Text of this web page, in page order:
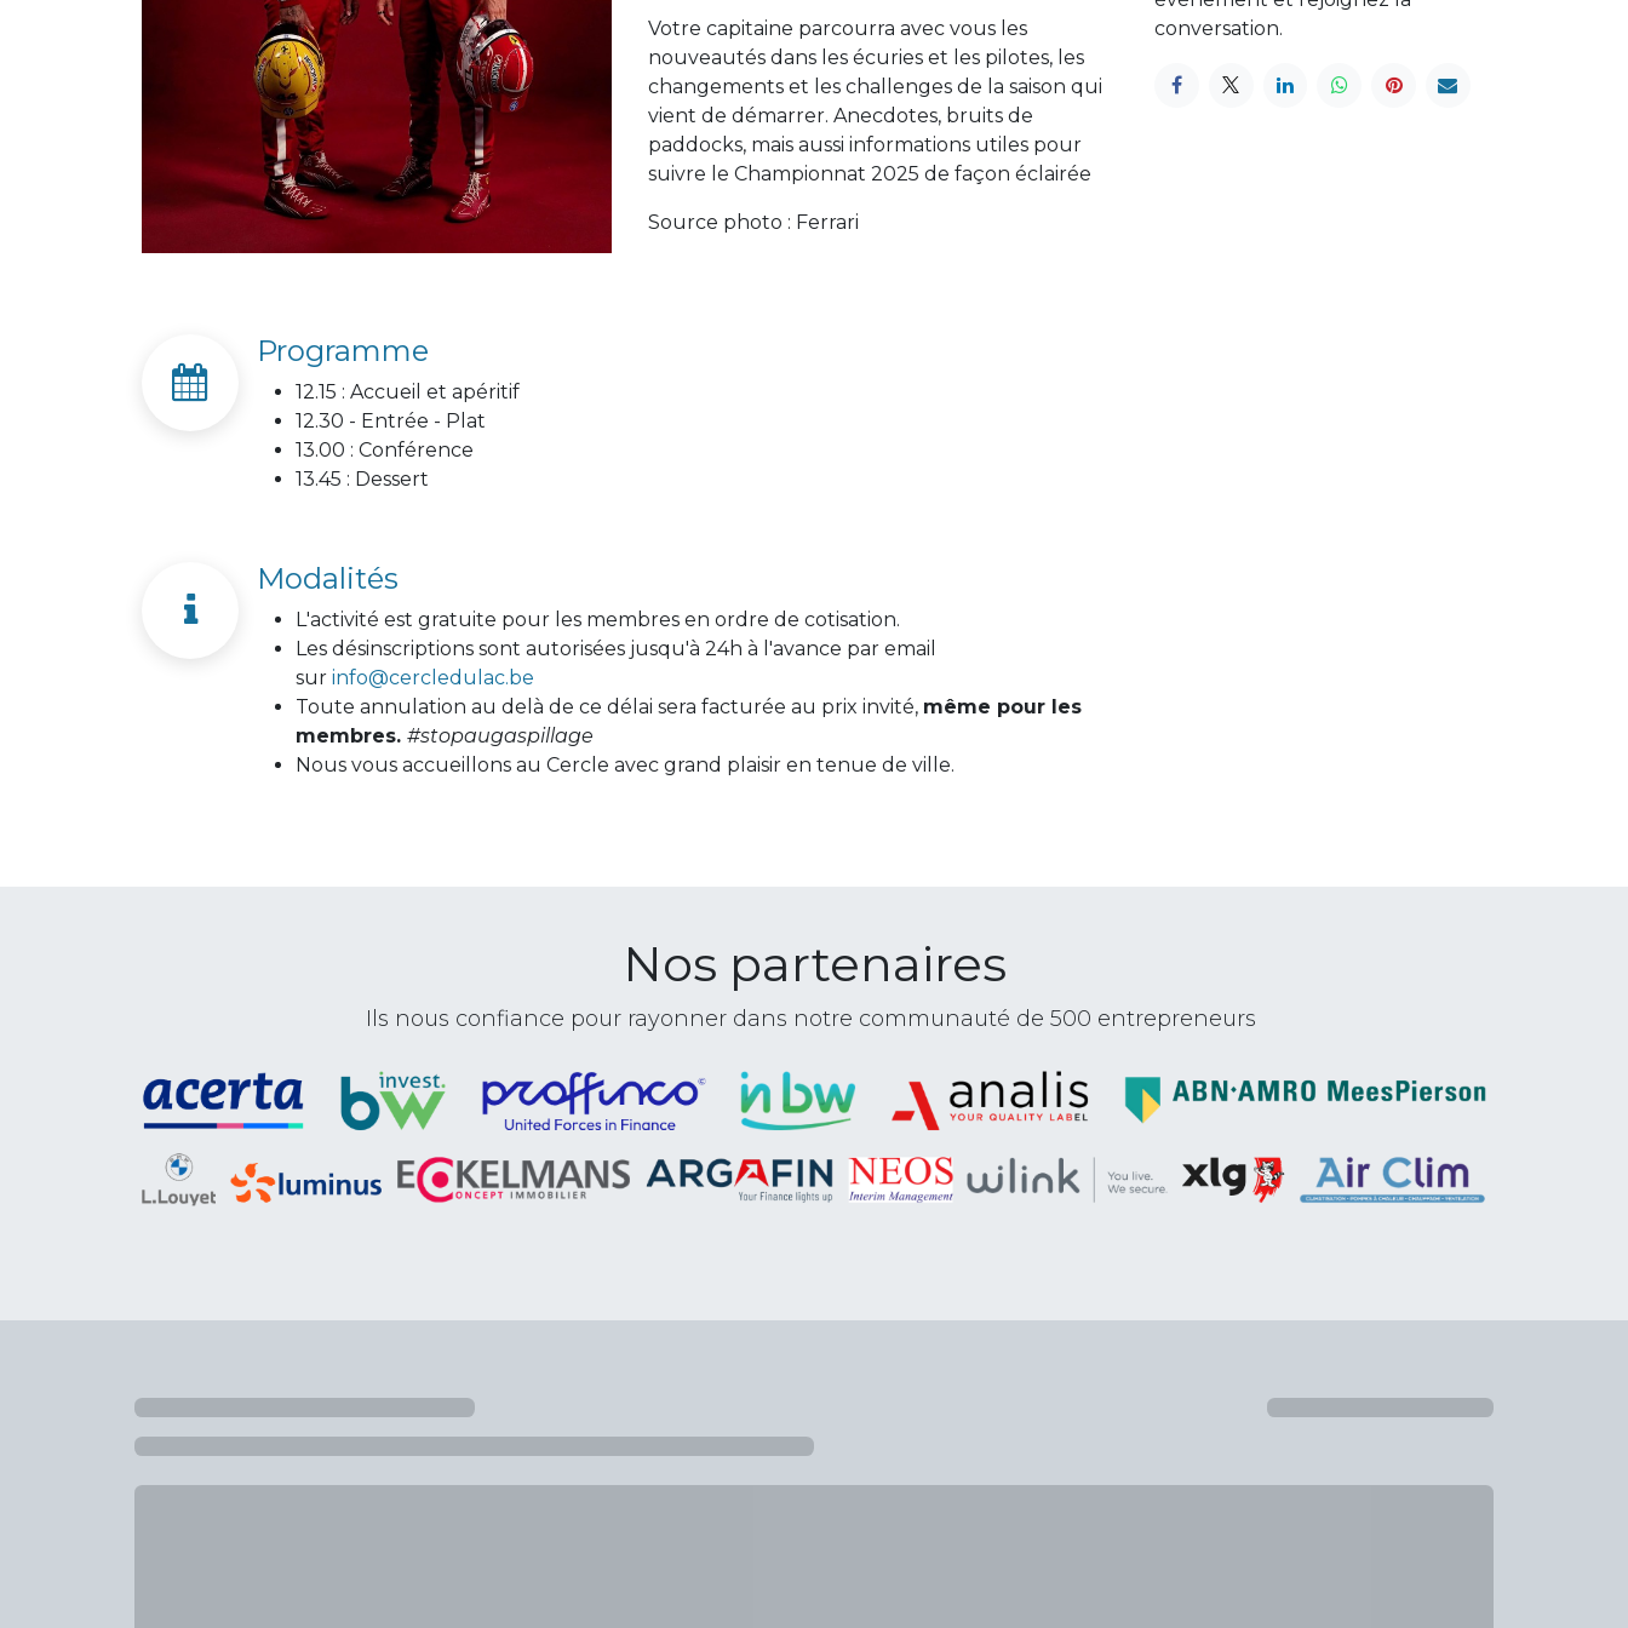
Votre capitaine parcourra avec vous les
nouveautés dans les écuries et les pilotes, les
changements et les challenges de la saison qui
vient de démarrer. Anecdotes, bruits de
paddocks, mais aussi informations utiles pour
suivre le Championnat 2025 de façon éclairée
Source photo : Ferrari
Programme
12.15 : Accueil et apéritif
12.30 - Entrée - Plat
13.00 : Conférence
13.45 : Dessert
Modalités
L'activité est gratuite pour les membres en ordre de cotisation.
Les désinscriptions sont autorisées jusqu'à 24h à l'avance par email
sur info@cercledulac.be
Toute annulation au delà de ce délai sera facturée au prix invité, même pour les
membres. #stopaugaspillage
Nous vous accueillons au Cercle avec grand plaisir en tenue de ville.
conversation.
Nos partenaires
Ils nous confiance pour rayonner dans notre communauté de 500 entrepreneurs